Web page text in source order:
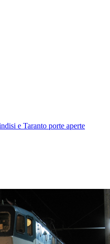
e Taranto porte aperte